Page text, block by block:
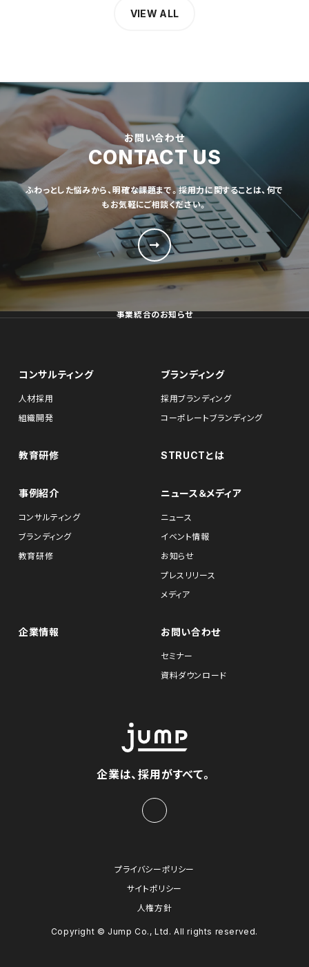
VIEW ALL
お問い合わせ
CONTACT US
ふわっとした悩みから、明確な課題まで。採用力に関することは、何で
もお気軽にご相談ください。
事業統合のお知らせ
コンサルティング
人材採用
組織開発
ブランディング
採用ブランディング
コーポレートブランディング
教育研修 STRUCTとは
事例紹介
コンサルティング
ブランディング
教育研修
ニュース＆メディア
ニュース
イベント情報
お知らせ
プレスリリース
メディア
企業情報 お問い合わせ
セミナー
資料ダウンロード
企業は、採用がすべて。
プライバシーポリシー
サイトポリシー
人権方針
Copyright © Jump Co., Ltd. All rights reserved.